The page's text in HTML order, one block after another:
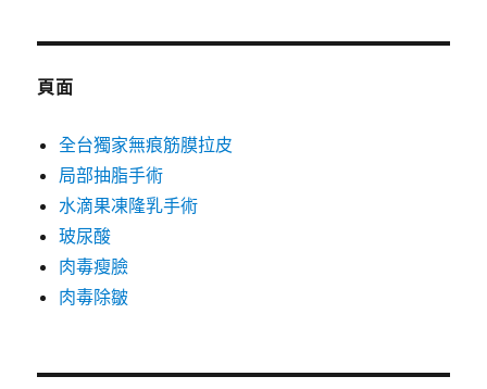
鍵
頁面
全台獨家無痕筋膜拉皮
局部抽脂手術
水滴果凍隆乳手術
玻尿酸
肉毒瘦臉
肉毒除皺